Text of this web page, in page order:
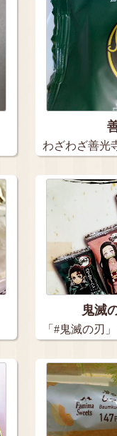
わざわざ善光
鬼滅
「#鬼滅の刃